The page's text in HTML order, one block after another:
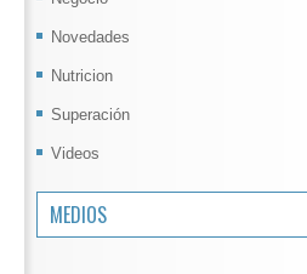
Novedades
Nutricion
Superación
Videos
MEDIOS